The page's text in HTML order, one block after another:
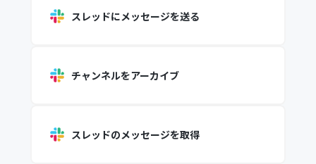
スレッドにメッセージを送る
チャンネルをアーカイブ
スレッドのメッセージを取得